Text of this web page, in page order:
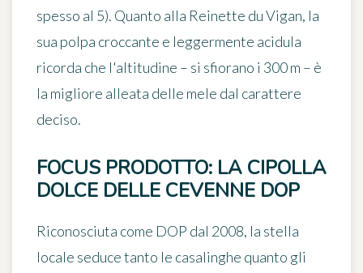
spesso al 5). Quanto alla Reinette du Vigan, la
sua polpa croccante e leggermente acidula
ricorda che l'altitudine – si sfiorano i 300 m – è
la migliore alleata delle mele dal carattere
deciso.
FOCUS PRODOTTO: LA CIPOLLA
DOLCE DELLE CEVENNE DOP
Riconosciuta come DOP dal 2008, la stella
locale seduce tanto le casalinghe quanto gli